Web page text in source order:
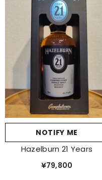
NOTIFY ME
Hazelburn 21 Years
¥79,800